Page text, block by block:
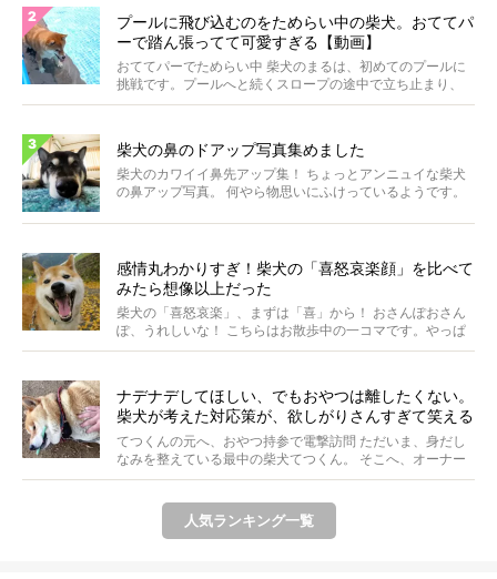
プールに飛び込むのをためらい中の柴犬。おててパ
ーで踏ん張ってて可愛すぎる【動画】
おててパーでためらい中 柴犬のまるは、初めてのプールに
挑戦です。プールへと続くスロープの途中で立ち止まり、
前足...
柴犬の鼻のドアップ写真集めました
柴犬のカワイイ鼻先アップ集！ ちょっとアンニュイな柴犬
の鼻アップ写真。 何やら物思いにふけっているようです。
感情丸わかりすぎ！柴犬の「喜怒哀楽顔」を比べて
みたら想像以上だった
柴犬の「喜怒哀楽」、まずは「喜」から！ おさんぽおさん
ぽ、うれしいな！ こちらはお散歩中の一コマです。やっぱ
り...
ナデナデしてほしい、でもおやつは離したくない。
柴犬が考えた対応策が、欲しがりさんすぎて笑える
【動画】
てつくんの元へ、おやつ持参で電撃訪問 ただいま、身だし
なみを整えている最中の柴犬てつくん。 そこへ、オーナー
さ...
人気ランキング一覧